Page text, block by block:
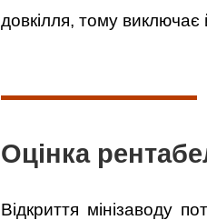
довкілля, тому виключає
Оцінка
Відкриття мінізаводу